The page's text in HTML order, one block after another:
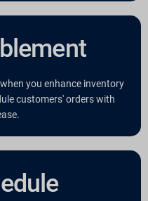
you enhance inventory
customers' orders with